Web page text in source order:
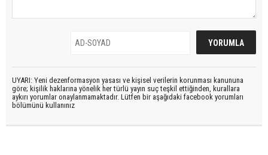
UYARI: Yeni dezenformasyon yasası ve kişisel verilerin korunması kanununa
göre; kişilik haklarına yönelik her türlü yayın suç teşkil ettiğinden, kurallara
aykırı yorumlar onaylanmamaktadır. Lütfen bir aşağıdaki facebook yorumları
bölümünü kullanınız